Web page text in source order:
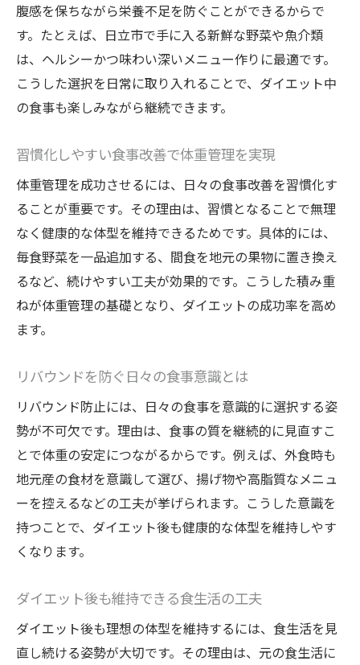
腹感を保ちながら栄養不足を防ぐことができるからで
す。たとえば、日立市で手に入る新鮮な野菜や魚介類
は、ヘルシーかつ味わい深いメニュー作りに最適です。
こうした選択を日常に取り入れることで、ダイエット中
の食事も楽しみながら継続できます。
習慣化しやすい食事改善で体重管理を実現
体重管理を成功させるには、日々の食事改善を習慣化す
ることが重要です。その理由は、習慣となることで無理
なく健康的な体型を維持できるためです。具体的には、
毎食野菜を一品追加する、間食を地元の果物に置き換え
るなど、続けやすい工夫が効果的です。こうした積み重
ねが体重管理の基礎となり、ダイエットの成功率を高め
ます。
リバウンドを防ぐ日々の食事意識とは
リバウンド防止には、日々の食事を意識的に選択する姿
勢が不可欠です。理由は、食事の質を継続的に見直すこ
とで体重の安定につながるからです。例えば、外食時も
地元産の食材を意識して選び、揚げ物や高脂質なメニュ
ーを控えるなどの工夫が挙げられます。こうした意識を
持つことで、ダイエット後も健康的な体型を維持しやす
くなります。
ダイエット後も維持できる食生活の工夫
ダイエット後も理想の体型を維持するには、食生活を見
直し続ける姿勢が大切です。その理由は、元の食生活に